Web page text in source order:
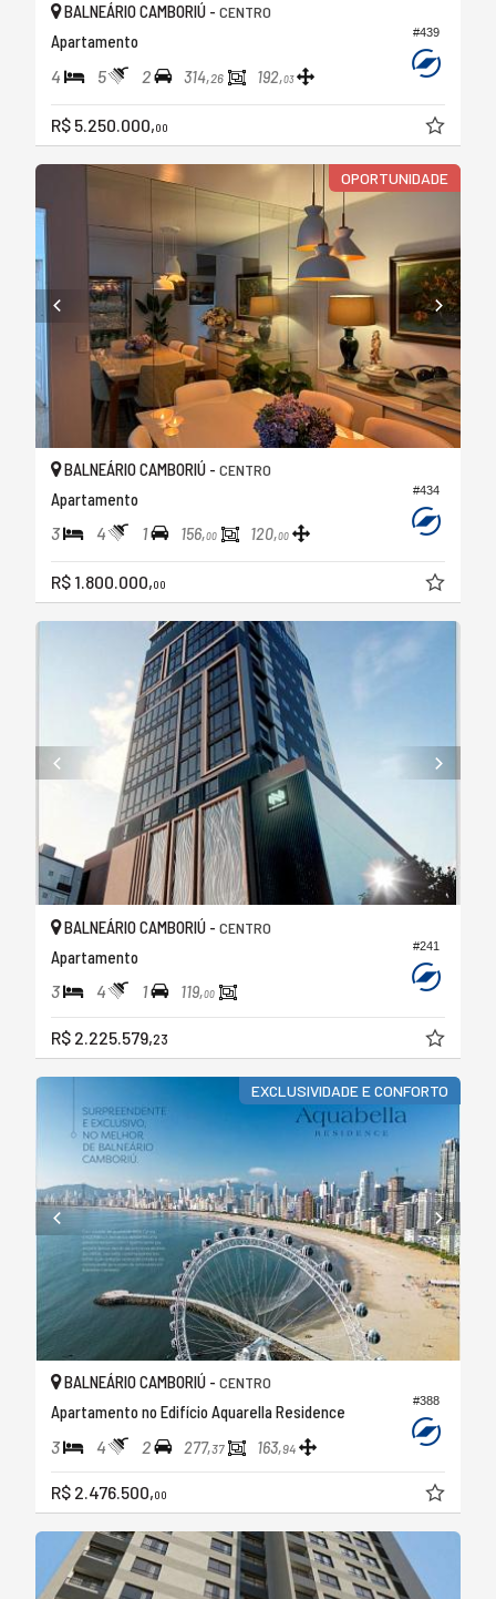
#439
BALNEÁRIO CAMBORIÚ - CENTRO
Apartamento
4 5 2 314,26 192,03
R$ 5.250.000,00
OPORTUNIDADE
#434
BALNEÁRIO CAMBORIÚ - CENTRO
Apartamento
3 4 1 156,00 120,00
R$ 1.800.000,00
#241
BALNEÁRIO CAMBORIÚ - CENTRO
Apartamento
3 4 1 119,00
R$ 2.225.579,23
EXCLUSIVIDADE E CONFORTO
#388
BALNEÁRIO CAMBORIÚ - CENTRO
Apartamento no Edifício Aquarella Residence
3 4 2 277,37 163,94
R$ 2.476.500,00